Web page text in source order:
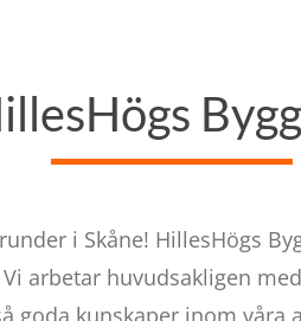
i Skåne! HillesHögs
arbetar huvudsakligen